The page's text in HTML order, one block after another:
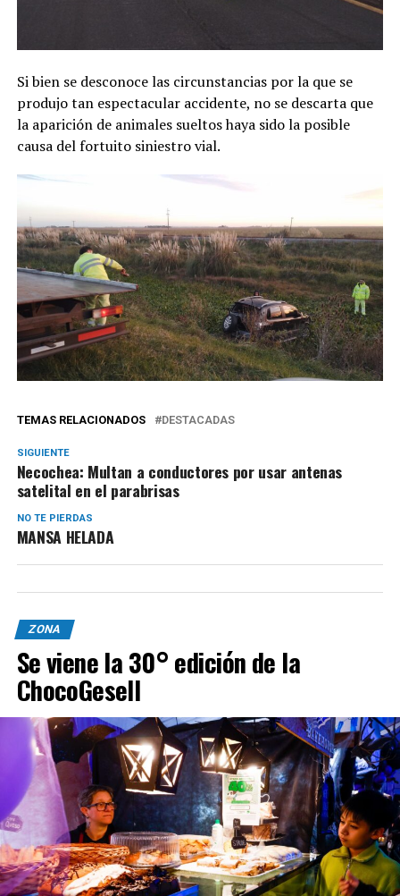
Si bien se desconoce las circunstancias por la que se
produjo tan espectacular accidente, no se descarta que
la aparición de animales sueltos haya sido la posible
causa del fortuito siniestro vial.
TEMAS RELACIONADOS DESTACADAS
SIGUIENTE
Necochea: Multan a conductores por usar antenas
satelital en el parabrisas
NO TE PIERDAS
MANSA HELADA
ZONA
Se viene la 30° edición de la
ChocoGesell